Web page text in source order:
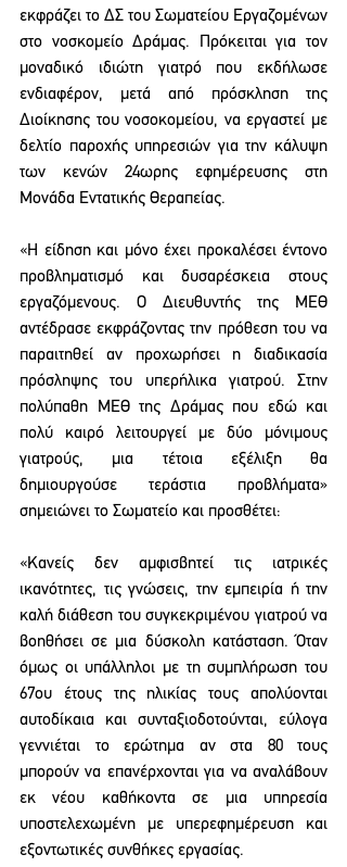
εκφράζει το ΔΣ του Σωματείου Εργαζομένων
στο νοσκομείο Δράμας. Πρόκειται για τον
μοναδικό ιδιώτη γιατρό που εκδήλωσε
ενδιαφέρον, μετά από πρόσκληση της
Διοίκησης του νοσοκομείου, να εργαστεί με
δελτίο παροχής υπηρεσιών για την κάλυψη
των κενών 24ωρης εφημέρευσης στη
Μονάδα Εντατικής Θεραπείας.
«Η είδηση και μόνο έχει προκαλέσει έντονο
προβληματισμό και δυσαρέσκεια στους
εργαζόμενους. Ο Διευθυντής της ΜΕΘ
αντέδρασε εκφράζοντας την πρόθεση του να
παραιτηθεί αν προχωρήσει η διαδικασία
πρόσληψης του υπερήλικα γιατρού. Στην
πολύπαθη ΜΕΘ της Δράμας που εδώ και
πολύ καιρό λειτουργεί με δύο μόνιμους
γιατρούς, μια τέτοια εξέλιξη θα
δημιουργούσε τεράστια προβλήματα»
σημειώνει το Σωματείο και προσθέτει:
«Κανείς δεν αμφισβητεί τις ιατρικές
ικανότητες, τις γνώσεις, την εμπειρία ή την
καλή διάθεση του συγκεκριμένου γιατρού να
βοηθήσει σε μια δύσκολη κατάσταση. Όταν
όμως οι υπάλληλοι με τη συμπλήρωση του
67ου έτους της ηλικίας τους απολύονται
αυτοδίκαια και συνταξιοδοτούνται, εύλογα
γεννιέται το ερώτημα αν στα 80 τους
μπορούν να επανέρχονται για να αναλάβουν
εκ νέου καθήκοντα σε μια υπηρεσία
υποστελεχωμένη με υπερεφημέρευση και
εξοντωτικές συνθήκες εργασίας.